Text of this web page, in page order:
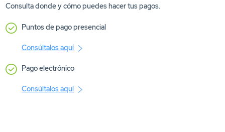
Consulta donde y cómo puedes hacer tus pagos.
Puntos de pago presencial
Consúltalos aquí
Pago electrónico
Consúltalos aquí